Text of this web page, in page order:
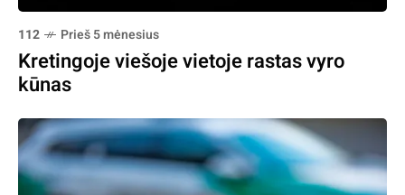
112 Prieš 5 mėnesius
Kretingoje viešoje vietoje rastas vyro
kūnas